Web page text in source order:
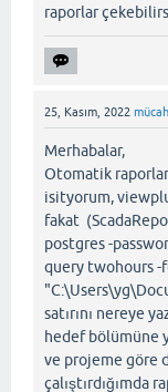
raporlar
25, Kasım, 2022
Merhabalar,
Otomatik
isityorum,
fakat
postgres -
query twohours
satırını nereye
hedef bölümüne
ve projeme göre
çalıştırdığımda